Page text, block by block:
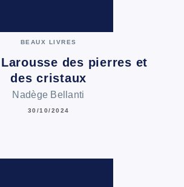
BEAUX LIVRES
des pierres et
des cristaux
Nadège Bellanti
30/10/2024